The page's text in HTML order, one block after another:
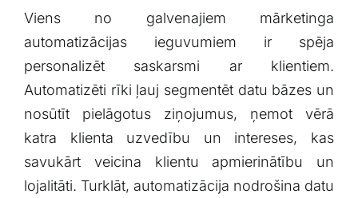
Viens no⁣ galvenajiem mārketinga
automatizācijas ieguvumiem ir spēja
⁤personalizēt saskarsmi ar klientiem.
Automatizēti rīki ļauj segmentēt datu bāzes un‌
nosūtīt pielāgotus ziņojumus, ņemot vērā
katra klienta uzvedību​ un intereses, kas
⁢savukārt veicina klientu apmierinātību un
lojalitāti. Turklāt, automatizācija nodrošina datu